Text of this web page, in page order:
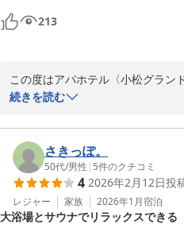
フロント　上山
アパホテル〈小松グランド〉
213
この度はアパホテル〈小松グラン
とうございます。また、お忙しい
小松駅からの立地やお部屋の清潔
てご満足いただけたとのこと、ス
ました。快適にお過ごしいただけ
しかしながら、この度のご滞在中
お客様には大変なご不便と残念な
心よりお詫び申し上げます。大浴
続きを読む
さきっぽ。
50代/男性 | 5件のクチコミ
4 2026年2月12日投
レジャー 家族 2026年1月宿泊
大浴場とサウナでリラックスできる